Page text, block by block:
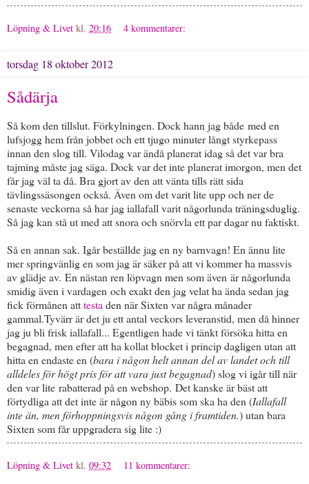
Löpning & Livet kl. 20:16 4 kommentarer:
torsdag 18 oktober 2012
Sådärja
Så kom den tillslut. Förkylningen. Dock hann jag både med en
lufsjogg hem från jobbet och ett tjugo minuter långt styrkepass
innan den slog till. Vilodag var ändå planerat idag så det var bra
tajming måste jag säga. Dock var det inte planerat imorgon, men det
får jag väl ta då. Bra gjort av den att vänta tills rätt sida
tävlingssäsongen också. Även om det varit lite upp och ner de
senaste veckorna så har jag iallafall varit någorlunda träningsduglig.
Så jag kan stå ut med att snora och snörvla ett par dagar nu faktiskt.
Så en annan sak. Igår beställde jag en ny barnvagn! En ännu lite
mer springvänlig en som jag är säker på att vi kommer ha massvis
av glädje av. En nästan ren löpvagn men som även är någorlunda
smidig även i vardagen och exakt den jag velat ha ända sedan jag
fick förmånen atttesta den när Sixten var några månader
gammal.Tyvärr är det ju ett antal veckors leveranstid, men då hinner
jag ju bli frisk iallafall... Egentligen hade vi tänkt försöka hitta en
begagnad, men efter att ha kollat blocket i princip dagligen utan att
hitta en endaste en (bara i någon helt annan del av landet och till
alldeles för högt pris för att vara just begagnad) slog vi igår till när
den var lite rabatterad på en webshop. Det kanske är bäst att
förtydliga att det inte är någon ny bäbis som ska ha den (Iallafall
inte än, men förhoppningsvis någon gång i framtiden.) utan bara
Sixten som får uppgradera sig lite :)
Löpning & Livet kl. 09:32 11 kommentarer: